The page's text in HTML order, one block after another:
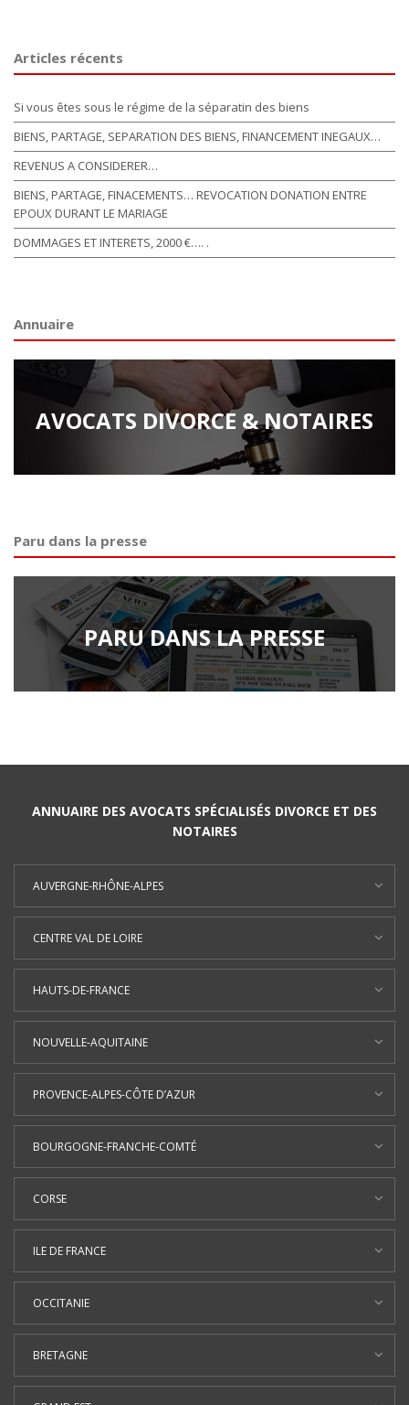
Articles récents
Si vous êtes sous le régime de la séparatin des biens
BIENS, PARTAGE, SEPARATION DES BIENS, FINANCEMENT INEGAUX…
REVENUS A CONSIDERER…
BIENS, PARTAGE, FINACEMENTS… REVOCATION DONATION ENTRE
EPOUX DURANT LE MARIAGE
DOMMAGES ET INTERETS, 2000 €…. .
Annuaire
AVOCATS DIVORCE & NOTAIRES
Paru dans la presse
PARU DANS LA PRESSE
ANNUAIRE DES AVOCATS SPÉCIALISÉS DIVORCE ET DES
NOTAIRES
AUVERGNE-RHÔNE-ALPES
CENTRE VAL DE LOIRE
HAUTS-DE-FRANCE
NOUVELLE-AQUITAINE
PROVENCE-ALPES-CÔTE D’AZUR
BOURGOGNE-FRANCHE-COMTÉ
CORSE
ILE DE FRANCE
OCCITANIE
BRETAGNE